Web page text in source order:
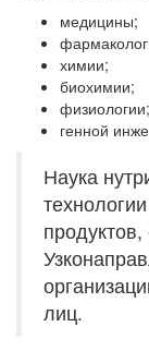
медицины;
химии;
биохимии;
физиологии;
генной
Наука
лиц.